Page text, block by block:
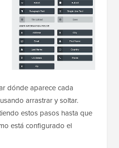
dónde aparece cada
arrastrar y soltar.
estos pasos hasta que
está configurado el